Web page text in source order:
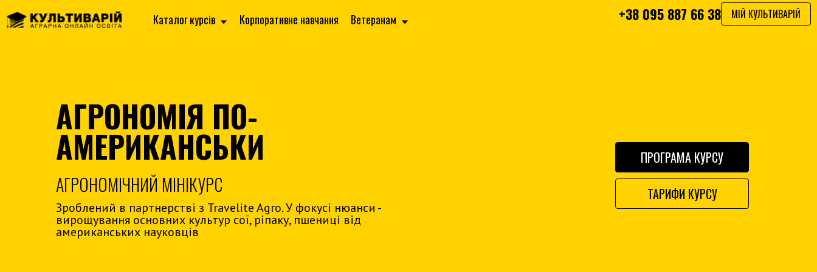
Каталог курсів Корпоративне навчання Ветеранам +38 095 887 66 38 МІЙ КУЛЬТИВАРІЙ
АГРОНОМІЯ ПО-
АМЕРИКАНСЬКИ
АГРОНОМІЧНИЙ МІНІКУРС
Зроблений в партнерстві з Travelite Agro. У фокусі нюанси -
вирощування основних культур сої, ріпаку, пшениці від
американських науковців
ПРОГРАМА КУРСУ
ТАРИФИ КУРСУ